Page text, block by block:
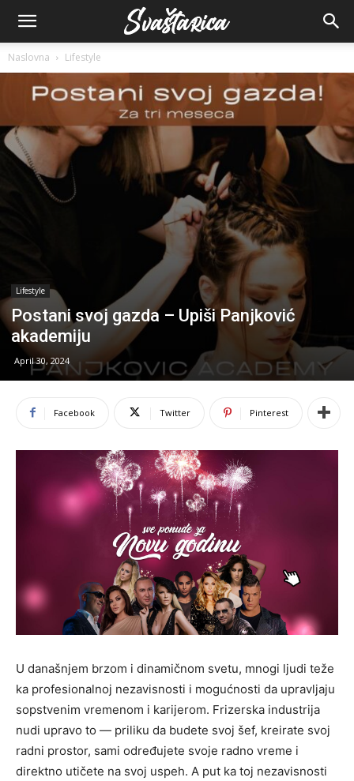
Naslovna Lifestyle
Lifestyle
Postani svoj gazda – Upiši Panjković
akademiju
April 30, 2024
Facebook Twitter Pinterest
U današnjem brzom i dinamičnom svetu, mnogi ljudi teže
ka profesionalnoj nezavisnosti i mogućnosti da upravljaju
sopstvenim vremenom i karijerom. Frizerska industrija
nudi upravo to — priliku da budete svoj šef, kreirate svoj
radni prostor, sami određujete svoje radno vreme i
direktno utičete na svoj uspeh. A put ka toj nezavisnosti